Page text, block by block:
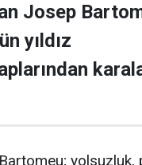
Josep
yıldız
yolsuzluk,